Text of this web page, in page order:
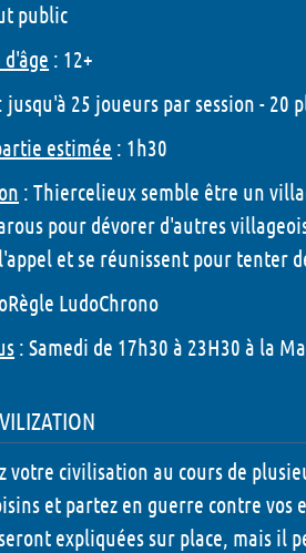
public
: 12+
: jusqu'à 25 joueurs par session - 20
estimée : 1h30
: Thiercelieux semble être un
pour dévorer d'autres
et se réunissent pour tenter
LudoChrono
: Samedi de 17h30 à 23H30 à la
votre civilisation au cours de
et partez en guerre contre vos
expliquées sur place, mais il